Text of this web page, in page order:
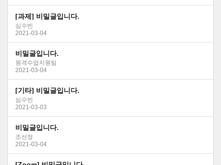
[과제] 비밀글입니다.
심수빈
2021-03-04
비밀글입니다.
원격수업지원팀
2021-03-04
[기타] 비밀글입니다.
심수빈
2021-03-03
비밀글입니다.
조선정
2021-03-04